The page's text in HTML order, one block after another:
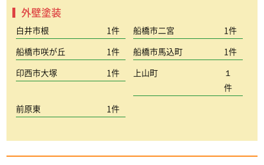
外壁塗装
白井市根 1件 船橋市二宮 1件
船橋市咲が丘 1件 船橋市馬込町 1件
印西市大塚 1件 上山町
１
件
前原東 1件